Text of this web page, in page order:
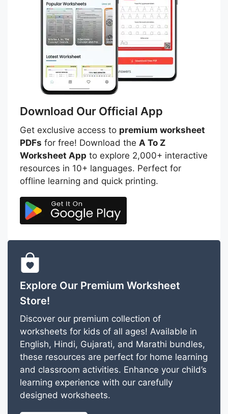
Download Our Official App
Get exclusive access to premium worksheet
PDFs for free! Download the A To Z
Worksheet App to explore 2,000+ interactive
resources in 10+ languages. Perfect for
offline learning and quick printing.
Explore Our Premium Worksheet
Store!
Discover our premium collection of
worksheets for kids of all ages! Available in
English, Hindi, Gujarati, and Marathi bundles,
these resources are perfect for home learning
and classroom activities. Enhance your child’s
learning experience with our carefully
designed worksheets.